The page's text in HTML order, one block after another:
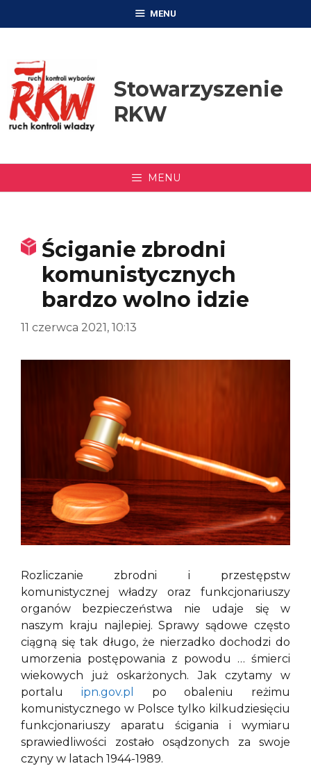
MENU
Stowarzyszenie
RKW
MENU
Ściganie zbrodni
komunistycznych
bardzo wolno idzie
11 czerwca 2021, 10:13
Rozliczanie zbrodni i przestępstw
komunistycznej władzy oraz funkcjonariuszy
organów bezpieczeństwa nie udaje się w
naszym kraju najlepiej. Sprawy sądowe często
ciągną się tak długo, że nierzadko dochodzi do
umorzenia postępowania z powodu … śmierci
wiekowych już oskarżonych. Jak czytamy w
portalu ipn.gov.pl
po obaleniu reżimu
komunistycznego w Polsce tylko kilkudziesięciu
funkcjonariuszy aparatu ścigania i wymiaru
sprawiedliwości zostało osądzonych za swoje
czyny w latach 1944-1989.